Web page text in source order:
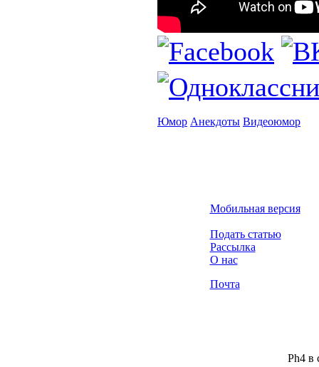
Юмор Анекдоты Видеоюмор
Мобильная версия
Подать статью
Рассылка
О нас
Почта
Ph4 в